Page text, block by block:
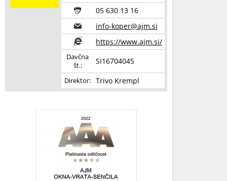
05 630 13 16
info-koper@ajm.si
https://www.ajm.si/
Davčna
št.:
SI16704045
Direktor: Trivo Krempl